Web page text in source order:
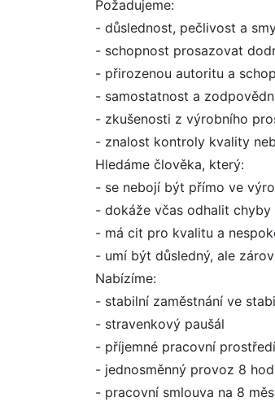
Požadujeme:
- důslednost, pečlivost a
- schopnost prosazovat
- přirozenou autoritu a
- samostatnost a
- zkušenosti z výrobního
- znalost kontroly kvality
Hledáme člověka, který:
- se nebojí být přímo ve
- dokáže včas odhalit
- má cit pro kvalitu a
- umí být důsledný, ale
Nabízíme:
- stabilní zaměstnání ve
- stravenkový paušál
- příjemné pracovní prostředí
- jednosměnný provoz 8
- pracovní smlouva na 8